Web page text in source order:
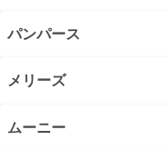
パンパース
メリーズ
ムーニー